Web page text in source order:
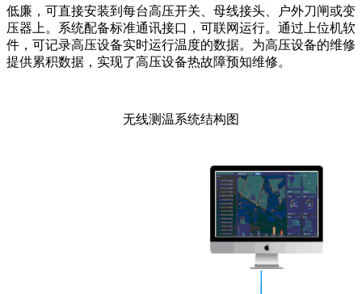
低廉，可直接安装到每台高压开关、母线接头、户外刀闸或变
压器上。系统配备标准通讯接口，可联网运行。通过上位机软
件，可记录高压设备实时运行温度的数据。为高压设备的维修
提供累积数据，实现了高压设备热故障预知维修。
无线测温系统结构图